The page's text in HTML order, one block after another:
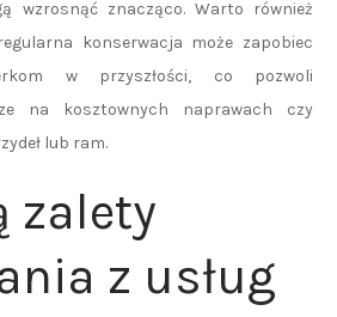
wzrosnąć znacząco. Warto również
konserwacja może zapobiec
w przyszłości, co pozwoli
na kosztownych naprawach czy
lub ram.
zalety
z usług